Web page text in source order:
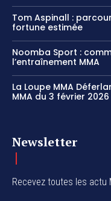
Tom Aspinall :
fortune estimée
Noomba Sport :
l’entraînement MMA
La Loupe MMA
MMA du 3 février 2026
Newsletter
Recevez toutes les actu